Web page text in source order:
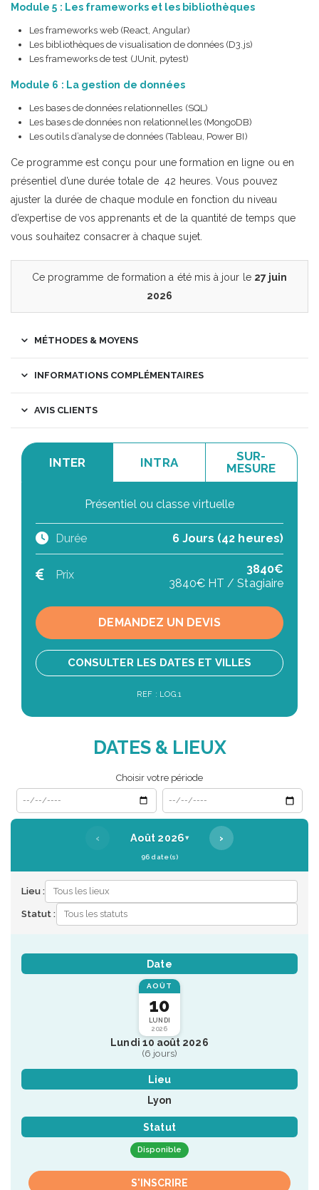
Module 5 : Les frameworks et les bibliothèques
Les frameworks web (React, Angular)
Les bibliothèques de visualisation de données (D3.js)
Les frameworks de test (JUnit, pytest)
Module 6 : La gestion de données
Les bases de données relationnelles (SQL)
Les bases de données non relationnelles (MongoDB)
Les outils d’analyse de données (Tableau, Power BI)
Ce programme est conçu pour une formation en ligne ou en
présentiel d’une durée totale de 42 heures. Vous pouvez
ajuster la durée de chaque module en fonction du niveau
d’expertise de vos apprenants et de la quantité de temps que
vous souhaitez consacrer à chaque sujet.
Ce programme de formation a été mis à jour le 27 juin
2026
MÉTHODES & MOYENS
INFORMATIONS COMPLÉMENTAIRES
AVIS CLIENTS
INTER INTRA
SUR-
MESURE
Présentiel ou classe virtuelle
Durée 6 Jours (42 heures)
Prix
3840€
3840€ HT / Stagiaire
DEMANDEZ UN DEVIS
CONSULTER LES DATES ET VILLES
REF : LOG.1
DATES & LIEUX
Choisir votre période
Date de début
Date de fin
‹ Août 2026▾ ›
96 date(s)
Lieu :
Statut :
Date
AOÛT
10
LUNDI
2026
Lundi 10 août 2026
(6 jours)
Lieu
Lyon
Statut
Disponible
S'INSCRIRE